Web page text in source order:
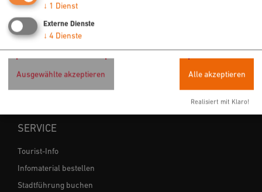
ÜBERNACHTEN & EINKEHREN
Hotels
Ferienwohnungen
Gastronomie
SERVICE
Tourist-Info
Infomaterial bestellen
Stadtführung buchen
↓ 1 Dienst
Externe Dienste
↓ 4 Dienste
Ausgewählte akzeptieren Alle akzeptieren
Realisiert mit Klaro!